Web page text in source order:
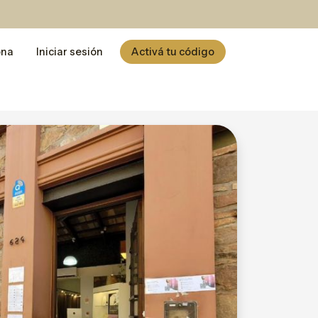
Iniciar sesión Activá tu código